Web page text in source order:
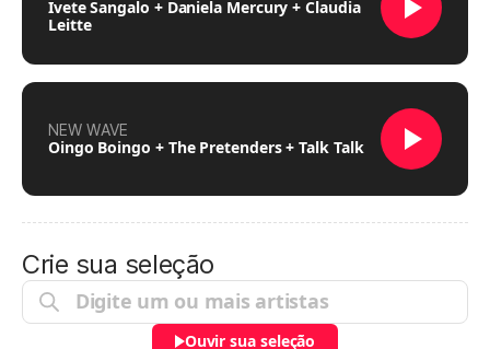
Ivete Sangalo + Daniela Mercury + Claudia
Leitte
NEW WAVE
Oingo Boingo + The Pretenders + Talk Talk
Crie sua seleção
Ouvir sua seleção